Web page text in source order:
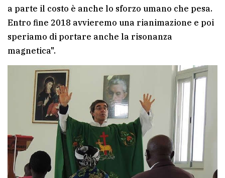
a parte il costo è anche lo sforzo umano che pesa.
Entro fine 2018 avvieremo una rianimazione e poi
speriamo di portare anche la risonanza
magnetica".